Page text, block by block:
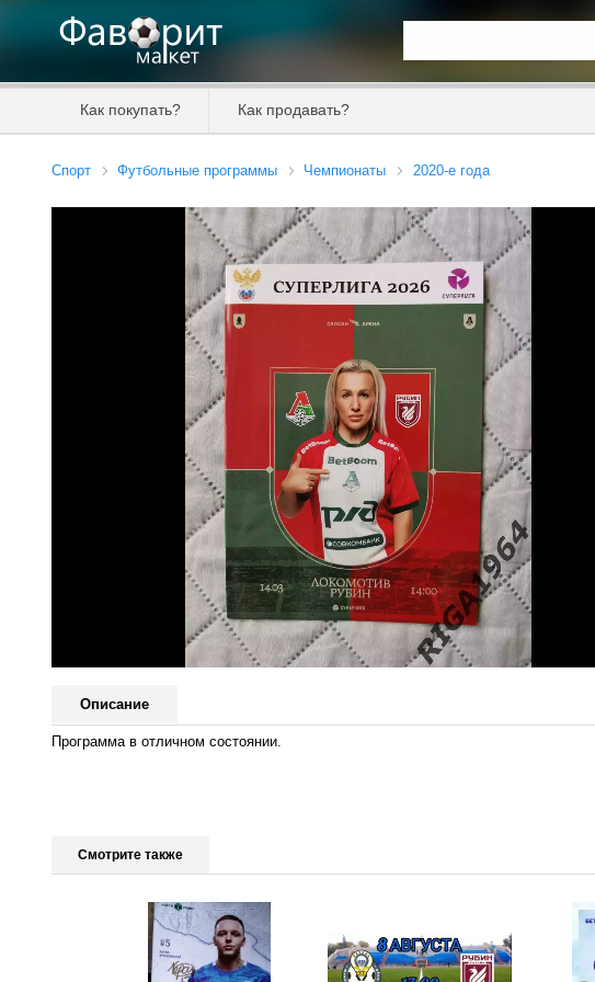
Как покупать? Как продавать?
Спорт Футбольные программы Чемпионаты 2020-е года
Описание
Программа в отличном состоянии.
Смотрите также